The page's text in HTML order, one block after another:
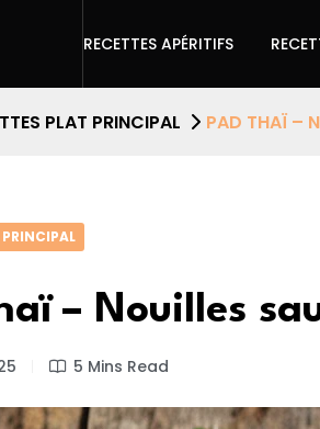
RECETTES APÉRITIFS
PLAT PRINCIPAL PAD THAÏ –
– Nouilles
5 Mins Read